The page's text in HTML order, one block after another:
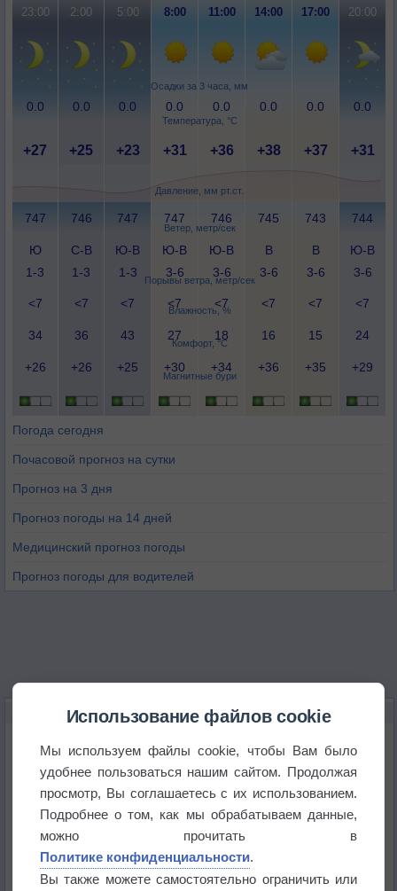
Осадки за 3 часа, мм
Температура, °C
Давление, мм рт.ст.
Ветер, метр/сек
Порывы ветра, метр/сек
Влажность, %
Комфорт, °C
Магнитные бури
23:00 2:00 5:00 8:00 11:00 14:00 17:00 20:00
0.0 0.0 0.0 0.0 0.0 0.0 0.0 0.0
+27 +25 +23 +31 +36 +38 +37 +31
747 746 747 747 746 745 743 744
Ю
1-3
С-В
1-3
Ю-В
1-3
Ю-В
3-6
Ю-В
3-6
В
3-6
В
3-6
Ю-В
3-6
<7 <7 <7 <7 <7 <7 <7 <7
34 36 43 27 18 16 15 24
+26 +26 +25 +30 +34 +36 +35 +29
Погода сегодня
Почасовой прогноз на сутки
Прогноз на 3 дня
Прогноз погоды на 14 дней
Медицинский прогноз погоды
Прогноз погоды для водителей
НОВОЕ О ПОГОДЕ
Погода в Краснодаре 6 августа
Погода в Санкт-Петербурге 6 августа
Использование файлов cookie
Мы используем файлы cookie, чтобы Вам было
удобнее пользоваться нашим сайтом. Продолжая
просмотр, Вы соглашаетесь с их использованием.
Подробнее о том, как мы обрабатываем данные,
можно прочитать в
Политике конфиденциальности.
Вы также можете самостоятельно ограничить или